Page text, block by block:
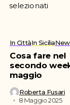
In CittàIn Sicilia
Cosa fare nel
secondo
maggio
Roberta Fusari
8 Maggio 2025